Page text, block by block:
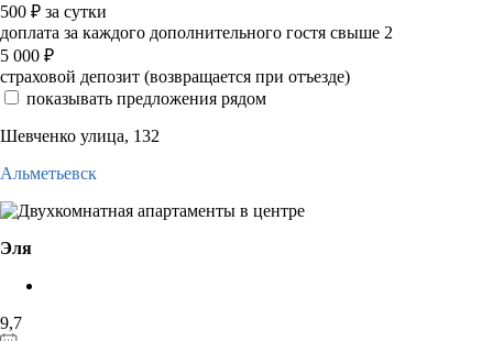
500 ₽ за сутки
доплата за каждого дополнительного гостя свыше 2
5 000 ₽
страховой депозит (возвращается при отъезде)
показывать предложения рядом
Шевченко улица, 132
Альметьевск
Эля
9,7